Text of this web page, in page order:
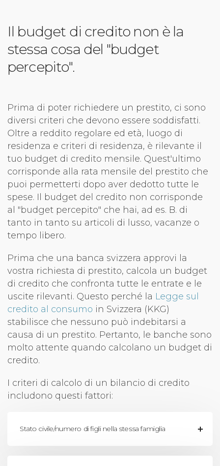
Il budget di credito non è la
stessa cosa del "budget
percepito".
Prima di poter richiedere un prestito, ci sono
diversi criteri che devono essere soddisfatti.
Oltre a reddito regolare ed età, luogo di
residenza e criteri di residenza, è rilevante il
tuo budget di credito mensile. Quest'ultimo
corrisponde alla rata mensile del prestito che
puoi permetterti dopo aver dedotto tutte le
spese. Il budget del credito non corrisponde
al "budget percepito" che hai, ad es. B. di
tanto in tanto su articoli di lusso, vacanze o
tempo libero.
Prima che una banca svizzera approvi la
vostra richiesta di prestito, calcola un budget
di credito che confronta tutte le entrate e le
uscite rilevanti. Questo perché la Legge sul
credito al consumo in Svizzera (KKG)
stabilisce che nessuno può indebitarsi a
causa di un prestito. Pertanto, le banche sono
molto attente quando calcolano un budget di
credito.
I criteri di calcolo di un bilancio di credito
includono questi fattori:
Stato civile/numero di figli nella stessa famiglia